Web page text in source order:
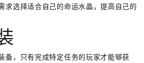
求选择适合自己的命运水晶，提高自己的
备，只有完成特定任务的玩家才能够获